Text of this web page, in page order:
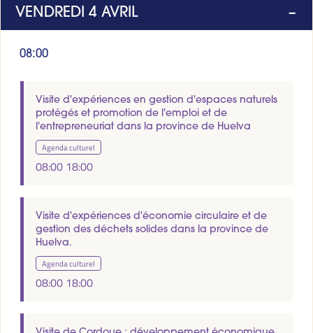
VENDREDI 4 AVRIL
08:00
Visite d'expériences en gestion d'espaces naturels
protégés et promotion de l'emploi et de
l'entrepreneuriat dans la province de Huelva
Agenda culturel
08:00 18:00
Visite d'expériences d'économie circulaire et de
gestion des déchets solides dans la province de
Huelva.
Agenda culturel
08:00 18:00